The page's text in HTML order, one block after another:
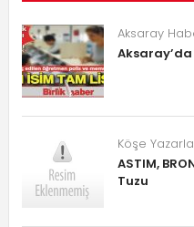
Aksaray
Köşe
ASTIM,
Tuzu